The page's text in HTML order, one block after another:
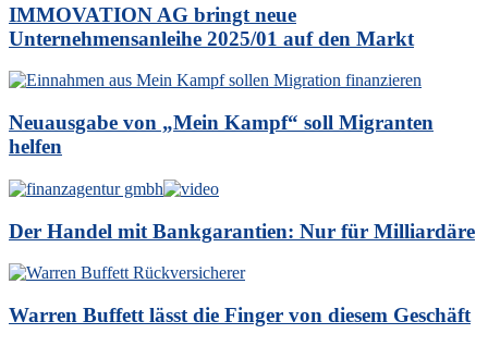
IMMOVATION AG bringt neue
Unternehmensanleihe 2025/01 auf den Markt
Neuausgabe von „Mein Kampf“ soll Migranten
helfen
Der Handel mit Bankgarantien: Nur für Milliardäre
Warren Buffett lässt die Finger von diesem Geschäft